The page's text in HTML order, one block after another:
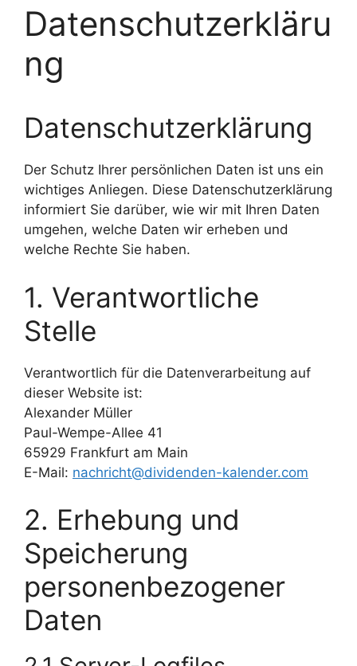
Datenschutzerkläru
ng
Datenschutzerklärung
Der Schutz Ihrer persönlichen Daten ist uns ein
wichtiges Anliegen. Diese Datenschutzerklärung
informiert Sie darüber, wie wir mit Ihren Daten
umgehen, welche Daten wir erheben und
welche Rechte Sie haben.
1. Verantwortliche
Stelle
Verantwortlich für die Datenverarbeitung auf
dieser Website ist:
Alexander Müller
Paul-Wempe-Allee 41
65929 Frankfurt am Main
E-Mail: nachricht@dividenden-kalender.com
2. Erhebung und
Speicherung
personenbezogener
Daten